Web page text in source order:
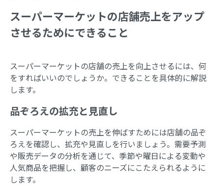
スーパーマーケットの店舗売上をアップ
させるためにできること
スーパーマーケットの店舗の売上を向上させるには、何
をすればいいのでしょうか。できることを具体的に解説
します。
品ぞろえの拡充と見直し
スーパーマーケットの売上を伸ばすためには店舗の品ぞ
ろえを確認し、拡充や見直しを行いましょう。需要予測
や販売データの分析を通じて、季節や曜日による変動や
人気商品を把握し、顧客のニーズにこたえられるように
します。